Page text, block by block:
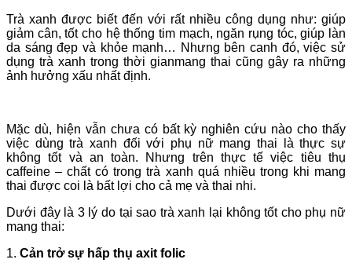
Trà xanh được biết đến với rất nhiều công dụng như: giúp
giảm cân, tốt cho hệ thống tim mạch, ngăn rụng tóc, giúp làn
da sáng đẹp và khỏe mạnh… Nhưng bên canh đó, việc sử
dụng trà xanh trong thời gianmang thai cũng gây ra những
ảnh hưởng xấu nhất định.
Mặc dù, hiện vẫn chưa có bất kỳ nghiên cứu nào cho thấy
việc dùng trà xanh đối với phụ nữ mang thai là thực sự
không tốt và an toàn. Nhưng trên thực tế việc tiêu thụ
caffeine – chất có trong trà xanh quá nhiều trong khi mang
thai được coi là bất lợi cho cả mẹ và thai nhi.
Dưới đây là 3 lý do tại sao trà xanh lại không tốt cho phụ nữ
mang thai:
1. Cản trở sự hấp thụ axit folic